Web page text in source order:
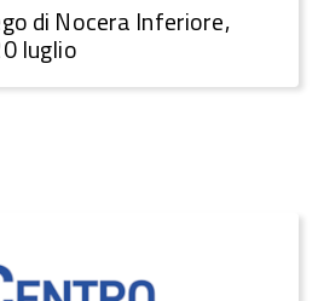
di Nocera Inferiore,
luglio